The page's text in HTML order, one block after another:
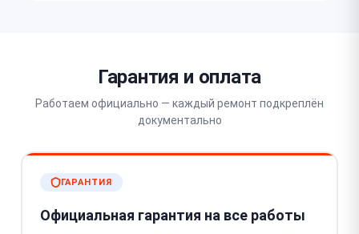
Гарантия и оплата
Работаем официально — каждый ремонт подкреплён
документально
ГАРАНТИЯ
Официальная гарантия на все работы